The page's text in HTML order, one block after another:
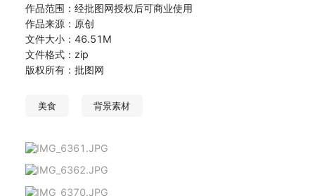
作品范围：经批图网授权后可商业使用
作品来源：原创
文件大小：46.51M
文件格式：zip
版权所有：批图网
美食 背景素材